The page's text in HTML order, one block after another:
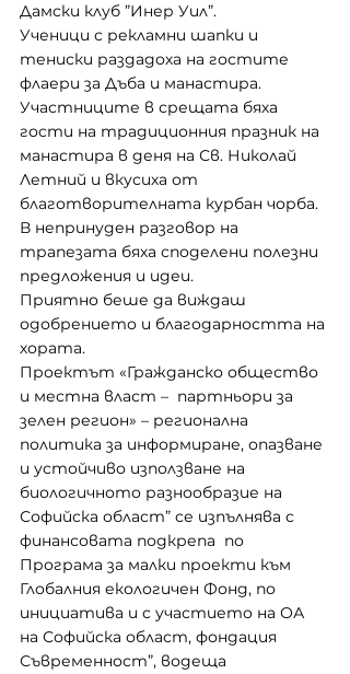
Дамски клуб ”Инер Уил”.
Ученици с рекламни шапки и
тениски раздадоха на гостите
флаери за Дъба и манастира.
Участниците в срещата бяха
гости на традиционния празник на
манастира в деня на Св. Николай
Летний и вкусиха от
благотворителната курбан чорба.
В непринуден разговор на
трапезата бяха споделени полезни
предложения и идеи.
Приятно беше да виждаш
одобрението и благодарността на
хората.
Проектът «Гражданско общество
и местна власт –  партньори за
зелен регион» – регионална
политика за информиране, опазване
и устойчиво използване на
биологичното разнообразие на
Софийска област” се изпълнява с
финансовата подкрепа  по
Програма за малки проекти към
Глобалния екологичен Фонд, по
инициатива и с участието на ОА
на Софийска област, фондация
Съвременност”, водеща